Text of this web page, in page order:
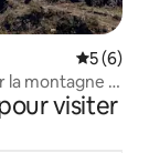
5 (6)
la montagne |
visiter